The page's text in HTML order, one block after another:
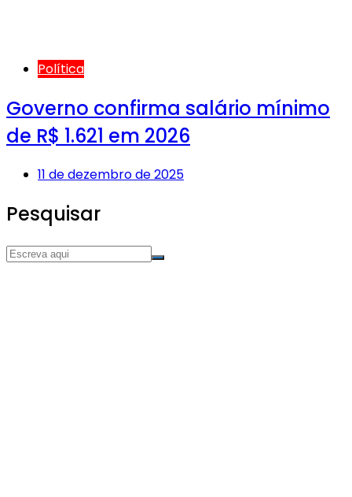
Política
Governo confirma salário mínimo
de R$ 1.621 em 2026
11 de dezembro de 2025
Pesquisar